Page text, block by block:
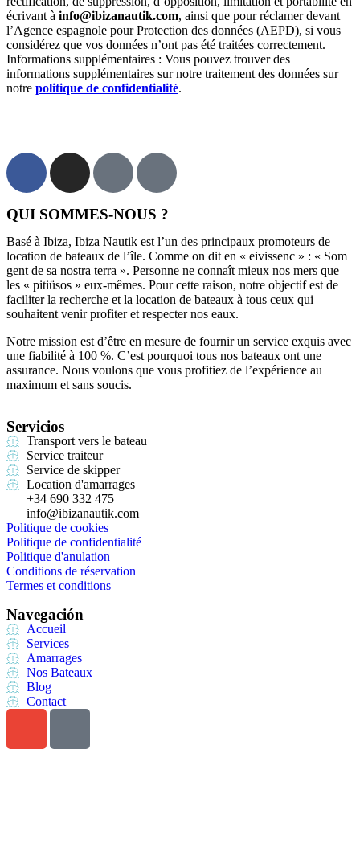
écrivant à info@ibizanautik.com, ainsi que pour réclamer devant
l’Agence espagnole pour Protection des données (AEPD), si vous
considérez que vos données n’ont pas été traitées correctement.
Informations supplémentaires : Vous pouvez trouver des
informations supplémentaires sur notre traitement des données sur
notre politique de confidentialité.
QUI SOMMES-NOUS ?
Basé à Ibiza, Ibiza Nautik est l’un des principaux promoteurs de
location de bateaux de l’île. Comme on dit en « eivissenc » : « Som
gent de sa nostra terra ». Personne ne connaît mieux nos mers que
les « pitiüsos » eux-mêmes. Pour cette raison, notre objectif est de
faciliter la recherche et la location de bateaux à tous ceux qui
souhaitent venir profiter et respecter nos eaux.
Notre mission est d’être en mesure de fournir un service exquis avec
une fiabilité à 100 %. C’est pourquoi tous nos bateaux ont une
assurance. Nous voulons que vous profitiez de l’expérience au
maximum et sans soucis.
Servicios
Transport vers le bateau
Service traiteur
Service de skipper
Location d'amarrages
+34 690 332 475
info@ibizanautik.com
Politique de cookies
Politique de confidentialité
Politique d'anulation
Conditions de réservation
Termes et conditions
Navegación
Accueil
Services
Amarrages
Nos Bateaux
Blog
Contact